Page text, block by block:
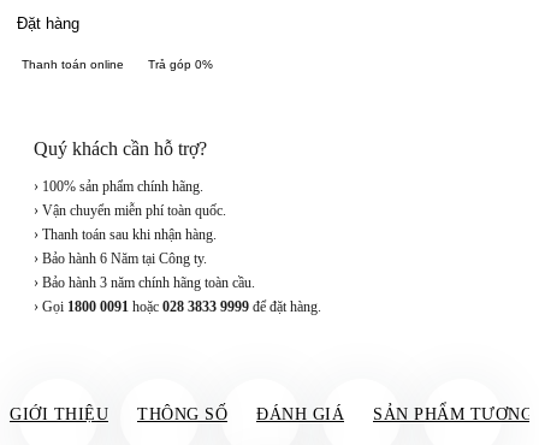
Đặt hàng
Thanh toán online Trả góp 0%
Quý khách cần hỗ trợ?
› 100% sản phẩm chính hãng.
› Vận chuyển miễn phí toàn quốc.
› Thanh toán sau khi nhận hàng.
› Bảo hành 6 Năm tại Công ty.
› Bảo hành 3 năm chính hãng toàn cầu.
› Gọi 1800 0091 hoặc 028 3833 9999 để đặt hàng.
GIỚI THIỆU THÔNG SỐ ĐÁNH GIÁ SẢN PHẨM TƯƠNG